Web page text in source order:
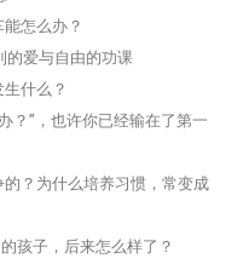
怎么办？
的爱与自由的功课
什么？
？”，也许你已经输在了第一
？为什么培养习惯，常变成
孩子，后来怎么样了？